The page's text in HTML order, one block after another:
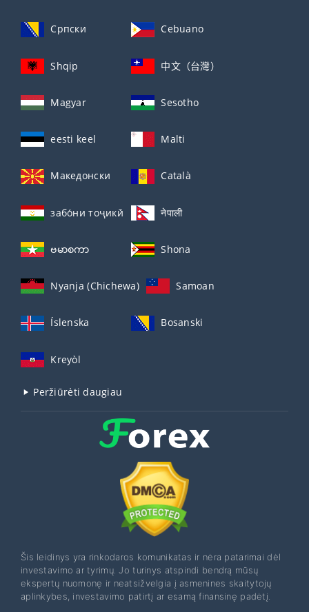
Српски Cebuano
Shqip 中文（台灣）
Magyar Sesotho
eesti keel Malti
Македонски Català
забо́ни тоҷикӣ́ नेपाली
ဗမာစကာ Shona
Nyanja (Chichewa) Samoan
Íslenska Bosanski
Kreyòl
Peržiūrėti daugiau
Šis leidinys yra rinkodaros komunikatas ir nėra patarimai dėl
investavimo ar tyrimų. Jo turinys atspindi bendrą mūsų
ekspertų nuomonę ir neatsižvelgia į asmenines skaitytojų
aplinkybes, investavimo patirtį ar esamą finansinę padėtį.